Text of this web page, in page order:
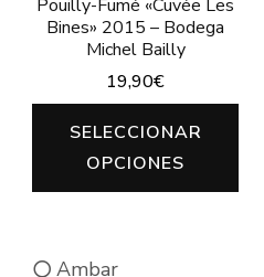
Pouilly-Fumé «Cuvée Les
Bines» 2015 – Bodega
Michel Bailly
19,90€
SELECCIONAR
OPCIONES
Ambar